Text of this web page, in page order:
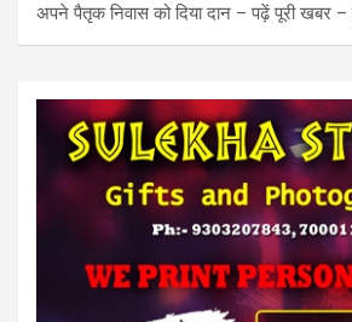
अपने पैतृक निवास को दिया दान – पढ़ें पूरी खबर